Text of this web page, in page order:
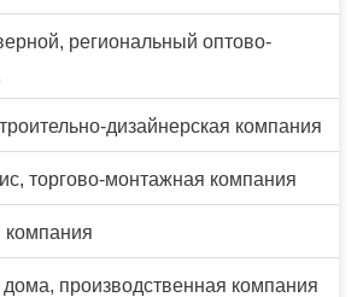
региональный оптово-
дизайнерская компания
торгово-монтажная компания
компания
производственная компания